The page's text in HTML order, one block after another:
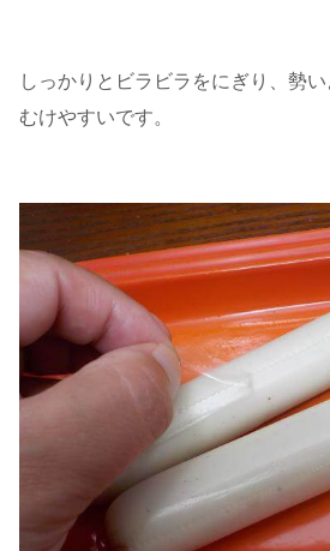
しっかりとビラビラをにぎり、勢
むけやすいです。